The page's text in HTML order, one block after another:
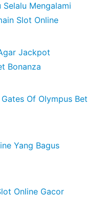
Selalu Mengalami
Slot Online
Jackpot
Bonanza
Of Olympus Bet
Yang Bagus
Online Gacor